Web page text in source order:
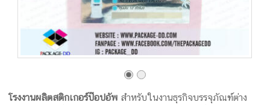
โรงงานผลิตสติกเกอร์ป๊อปอัพ สำหรับในงานธุรกิจบรรจุภัณฑ์ต่าง